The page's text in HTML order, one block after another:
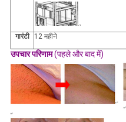
गारंटी 12 महीने
उपचार परिणाम(पहले और बाद में)